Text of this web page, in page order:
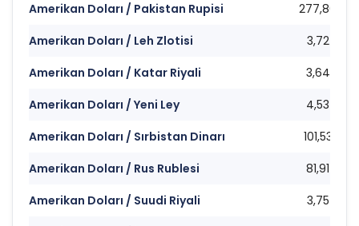
Amerikan Doları / Pakistan Rupisi
277,80
Amerikan Doları / Leh Zlotisi
3,72
Amerikan Doları / Katar Riyali
3,64
Amerikan Doları / Yeni Ley
4,53
Amerikan Doları / Sırbistan Dinarı
101,53
Amerikan Doları / Rus Rublesi
81,91
Amerikan Doları / Suudi Riyali
3,75